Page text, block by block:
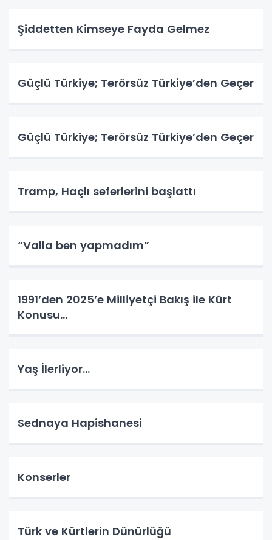
Şiddetten Kimseye Fayda Gelmez
Güçlü Türkiye; Terörsüz Türkiye’den Geçer
Güçlü Türkiye; Terörsüz Türkiye’den Geçer
Tramp, Haçlı seferlerini başlattı
“Valla ben yapmadım”
1991’den 2025’e Milliyetçi Bakış ile Kürt
Konusu…
Yaş İlerliyor…
Sednaya Hapishanesi
Konserler
Türk ve Kürtlerin Dünürlüğü